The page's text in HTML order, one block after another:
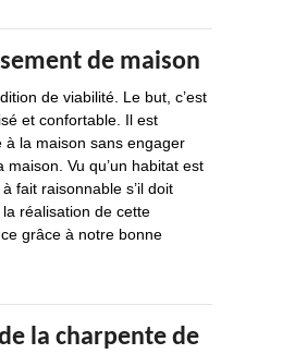
de maison
de viabilité. Le but, c’est
et confortable. Il est
à la maison sans engager
Vu qu’un habitat est
fait raisonnable s’il doit
réalisation de cette
grâce à notre bonne
la charpente de